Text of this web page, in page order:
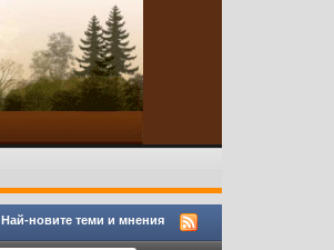
Най-новите теми и мнения